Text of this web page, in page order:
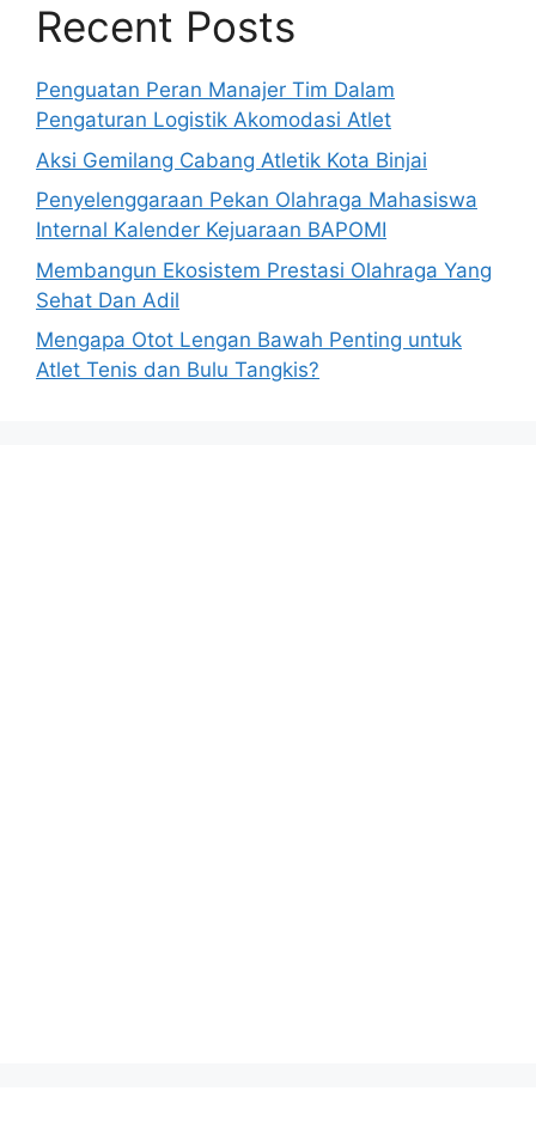
Recent Posts
Penguatan Peran Manajer Tim Dalam
Pengaturan Logistik Akomodasi Atlet
Aksi Gemilang Cabang Atletik Kota Binjai
Penyelenggaraan Pekan Olahraga Mahasiswa
Internal Kalender Kejuaraan BAPOMI
Membangun Ekosistem Prestasi Olahraga Yang
Sehat Dan Adil
Mengapa Otot Lengan Bawah Penting untuk
Atlet Tenis dan Bulu Tangkis?